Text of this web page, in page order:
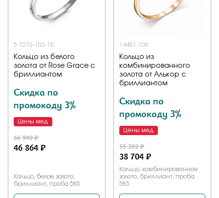
5-7276-103-1Б
Кольцо из белого
золота от Rose Grace с
бриллиантом
Скидка по
промокоду 3%
Цены мед
66 949 ₽
46 864 ₽
Кольцо, белое золото,
бриллиант, проба 585
14481-100
Кольцо из
комбинированного
золота от Алькор с
бриллиантом
Скидка по
промокоду 3%
Цены мед
55 292 ₽
38 704 ₽
Кольцо, комбинированное
золото, бриллиант, проба
585
Заказать
Подтверждаю, что я ознакомлен и согласен с условиями
политики конфиденциальности
Отправить